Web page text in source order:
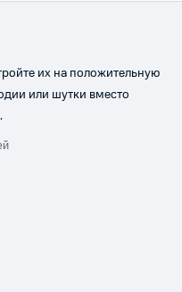
их на положительную
или шутки вместо